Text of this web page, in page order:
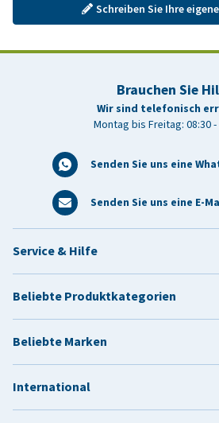
Schreiben Sie Ihre
Brauchen Sie
Wir sind telefonisch
Montag bis Freitag: 08:30 -
Senden Sie uns eine
Senden Sie uns eine E-
Service & Hilfe
Beliebte Produktkategorien
Beliebte Marken
International